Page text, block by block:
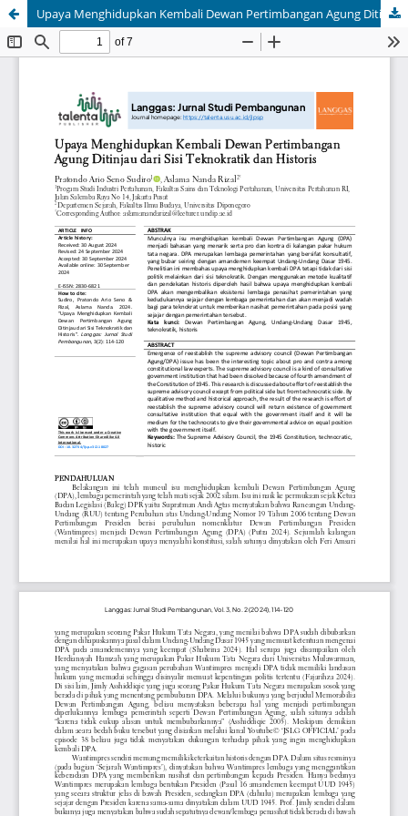
Upaya Menghidupkan Kembali Dewan Pertimbangan Agung Ditinjau dari Sisi Teknokratik dan Historis